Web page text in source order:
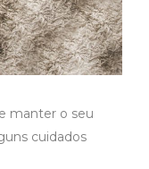
manter o seu
cuidados